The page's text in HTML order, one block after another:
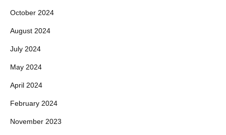
October 2024
August 2024
July 2024
May 2024
April 2024
February 2024
November 2023